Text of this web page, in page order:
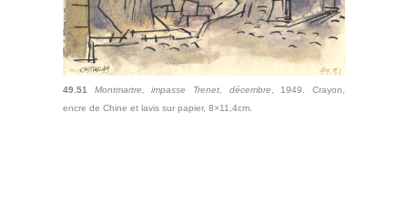
49.51 Montmartre, impasse Trenet, décembre , 1949. Crayon,
encre de Chine et lavis sur papier, 8×11,4cm.